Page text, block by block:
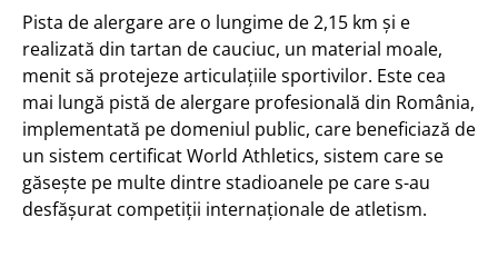
Pista de alergare are o lungime de 2,15 km și e
realizată din tartan de cauciuc, un material moale,
menit să protejeze articulațiile sportivilor. Este cea
mai lungă pistă de alergare profesională din România,
implementată pe domeniul public, care beneficiază de
un sistem certificat World Athletics, sistem care se
găsește pe multe dintre stadioanele pe care s-au
desfășurat competiții internaționale de atletism.